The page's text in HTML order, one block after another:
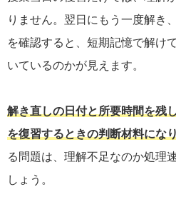
りません。翌日にもう一度解き
を確認すると、短期記憶で解け
いているのかが見えます。
解き直しの日付と所要時間を残
を復習するときの判断材料にな
る問題は、理解不足なのか処理
しょう。